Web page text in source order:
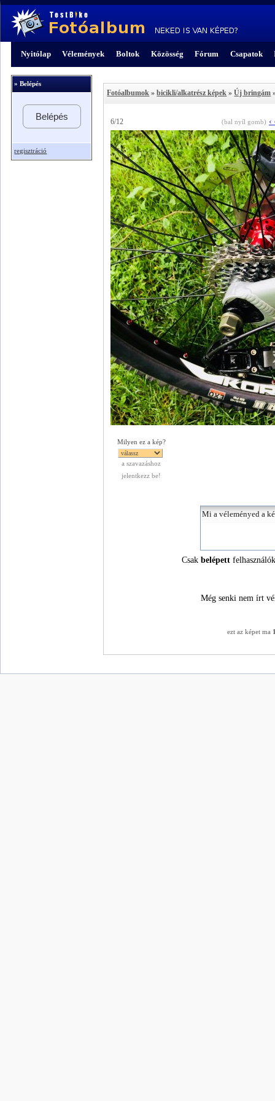
Nyitólap Vélemények Boltok Közösség Fórum Csapatok
» Belépés
Belépés
regisztráció
Fotóalbumok »bicikli/alkatrész képek »Új bringám
6/12 (bal nyíl gomb) ‹
Milyen ez a kép?
a szavazáshoz
jelentkezz be!
Csakbelépett
Még senki nem írt
ezt az képet ma